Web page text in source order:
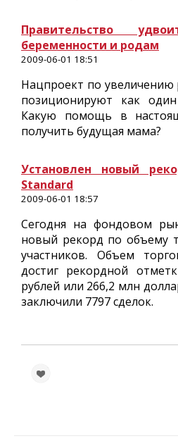
Правительство
беременности и родам
2009-06-01 18:51
Нацпроект по увеличению
позиционируют как
Какую помощь в
получить будущая мама?
Установлен новый
Standard
2009-06-01 18:57
Сегодня на фондовом
новый рекорд по объему
участников. Объем
достиг рекордной
рублей или 266,2 млн
заключили 7797 сделок.